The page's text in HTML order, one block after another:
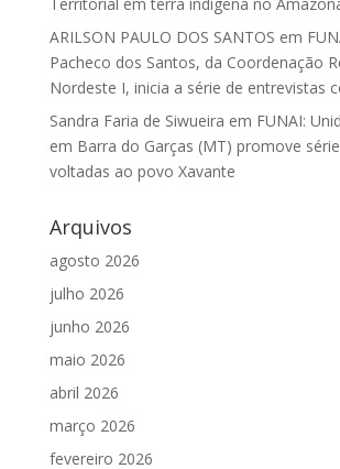
Territorial em terra indígena no
ARILSON PAULO DOS SANTOS em
Pacheco dos Santos, da Coordenação
Nordeste I, inicia a série de entrevistas
Sandra Faria de Siwueira em FUNAI:
em Barra do Garças (MT) promove
voltadas ao povo Xavante
Arquivos
agosto 2026
julho 2026
junho 2026
maio 2026
abril 2026
março 2026
fevereiro 2026